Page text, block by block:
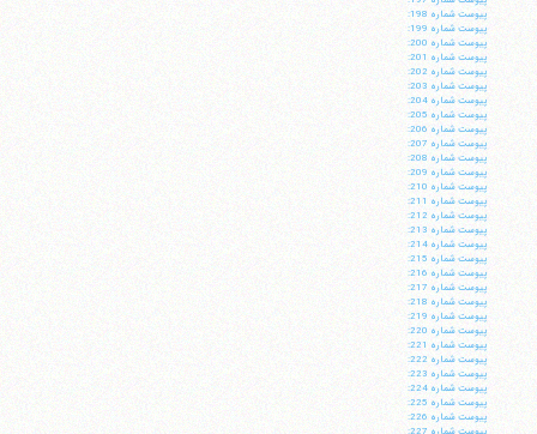
پيوست شماره 198:
پيوست شماره 199:
پيوست شماره 200:
پيوست شماره 201:
پيوست شماره 202:
پيوست شماره 203:
پيوست شماره 204:
پيوست شماره 205:
پيوست شماره 206:
پيوست شماره 207:
پيوست شماره 208:
پيوست شماره 209:
پيوست شماره 210:
پيوست شماره 211:
پيوست شماره 212:
پيوست شماره 213:
پيوست شماره 214:
پيوست شماره 215:
پيوست شماره 216:
پيوست شماره 217:
پيوست شماره 218:
پيوست شماره 219:
پيوست شماره 220:
پيوست شماره 221:
پيوست شماره 222:
پيوست شماره 223:
پيوست شماره 224:
پيوست شماره 225:
پيوست شماره 226: